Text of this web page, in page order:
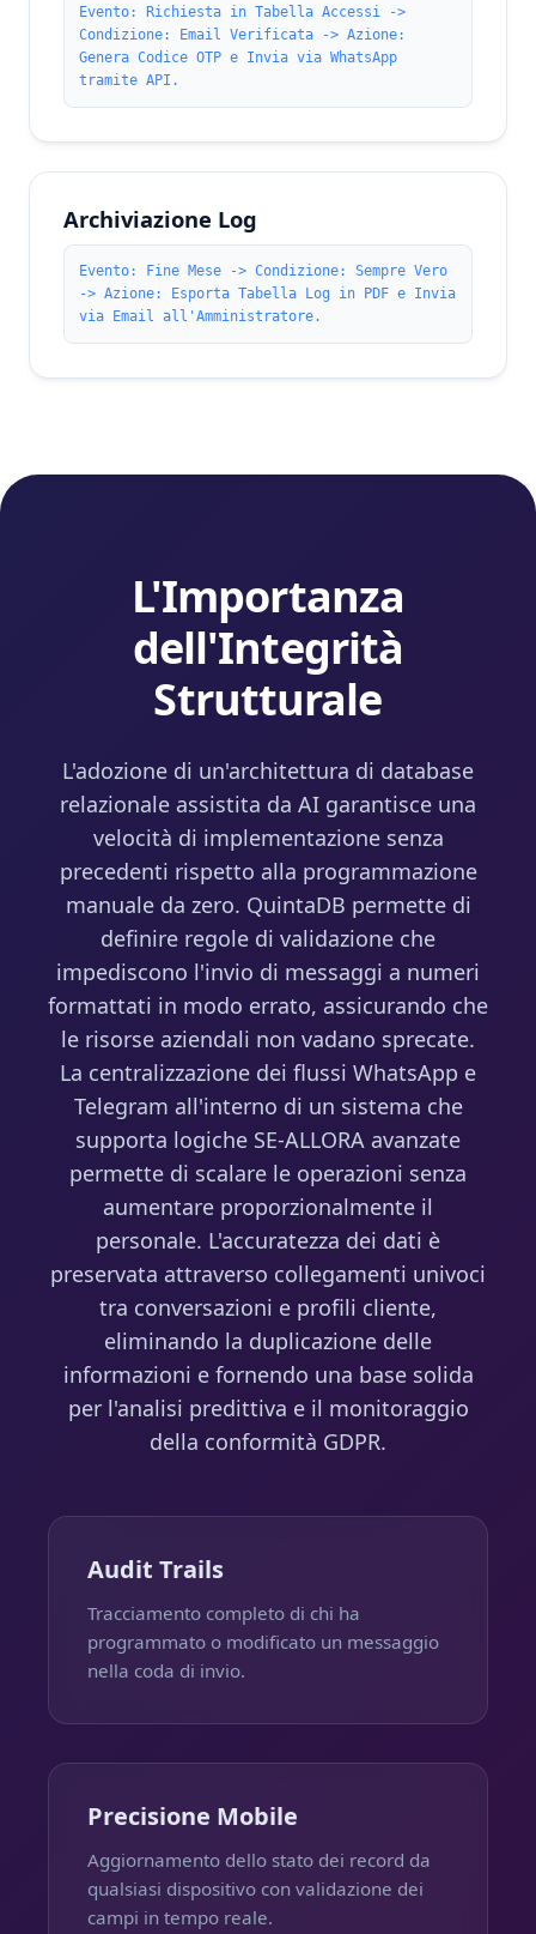
Evento: Richiesta in Tabella Accessi ->
Condizione: Email Verificata -> Azione:
Genera Codice OTP e Invia via WhatsApp
tramite API.
Archiviazione Log
Evento: Fine Mese -> Condizione: Sempre Vero
-> Azione: Esporta Tabella Log in PDF e Invia
via Email all'Amministratore.
L'Importanza
dell'Integrità
Strutturale
L'adozione di un'architettura di database
relazionale assistita da AI garantisce una
velocità di implementazione senza
precedenti rispetto alla programmazione
manuale da zero. QuintaDB permette di
definire regole di validazione che
impediscono l'invio di messaggi a numeri
formattati in modo errato, assicurando che
le risorse aziendali non vadano sprecate.
La centralizzazione dei flussi WhatsApp e
Telegram all'interno di un sistema che
supporta logiche SE-ALLORA avanzate
permette di scalare le operazioni senza
aumentare proporzionalmente il
personale. L'accuratezza dei dati è
preservata attraverso collegamenti univoci
tra conversazioni e profili cliente,
eliminando la duplicazione delle
informazioni e fornendo una base solida
per l'analisi predittiva e il monitoraggio
della conformità GDPR.
Audit Trails
Tracciamento completo di chi ha
programmato o modificato un messaggio
nella coda di invio.
Precisione Mobile
Aggiornamento dello stato dei record da
qualsiasi dispositivo con validazione dei
campi in tempo reale.